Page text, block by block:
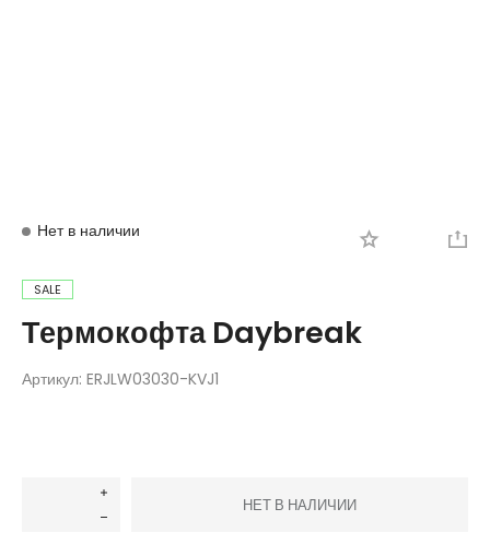
Нет в наличии
SALE
Термокофта Daybreak
Артикул: ERJLW03030-KVJ1
НЕТ В НАЛИЧИИ